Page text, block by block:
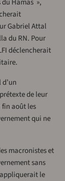
Hamas »,
Gabriel Attal
du RN. Pour
déclencherait
de leur
fin août les
qui ne
macronistes et
sans
le